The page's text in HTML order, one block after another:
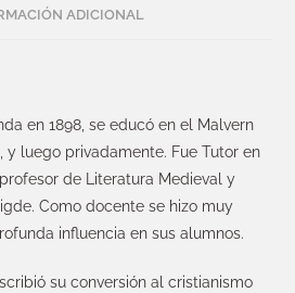
ADICIONAL
en 1898, se educó en el Malvern
y luego privadamente. Fue Tutor en
de Literatura Medieval y
Como docente se hizo muy
influencia en sus alumnos.
su conversión al cristianismo